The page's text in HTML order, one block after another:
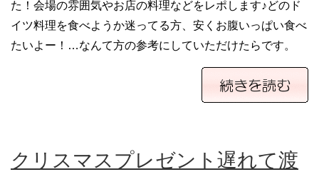
た！会場の雰囲気やお店の料理などをレポします♪どのド
イツ料理を食べようか迷ってる方、安くお腹いっぱい食べ
たいよー！…なんて方の参考にしていただけたらです。
クリスマスプレゼント遅れて渡